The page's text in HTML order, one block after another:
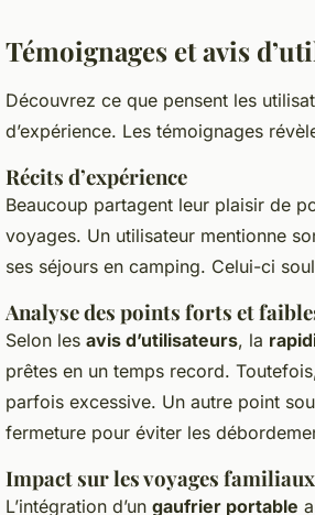
Témoignages et avis
Découvrez ce que pensent les
d’expérience. Les témoignages
Récits d’expérience
Beaucoup partagent leur plaisir de
voyages. Un utilisateur mentionne
ses séjours en camping. Celui-ci
Analyse des points forts et
Selon les avis d’utilisateurs, la
prêtes en un temps record.
parfois excessive. Un autre point
fermeture pour éviter les
Impact sur les voyages familiaux
L’intégration d’un gaufrier portable